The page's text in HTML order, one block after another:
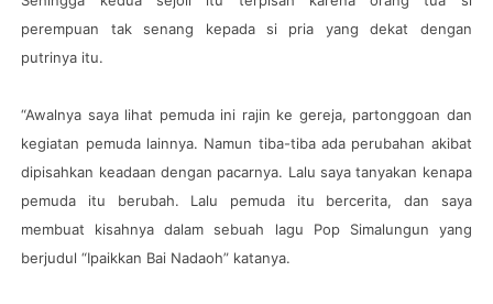
perempuan tak senang kepada si pria yang dekat dengan
putrinya itu.
“Awalnya saya lihat pemuda ini rajin ke gereja, partonggoan dan
kegiatan pemuda lainnya. Namun tiba-tiba ada perubahan akibat
dipisahkan keadaan dengan pacarnya. Lalu saya tanyakan kenapa
pemuda itu berubah. Lalu pemuda itu bercerita, dan saya
membuat kisahnya dalam sebuah lagu Pop Simalungun yang
berjudul “Ipaikkan Bai Nadaoh” katanya.